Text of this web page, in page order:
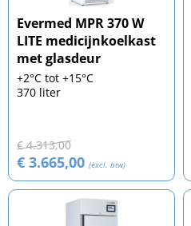
Evermed MPR 370 W
LITE medicijnkoelkast
met glasdeur
+2°C tot +15°C
370 liter
€ 4.313,00
€ 3.665,00 (excl. btw)